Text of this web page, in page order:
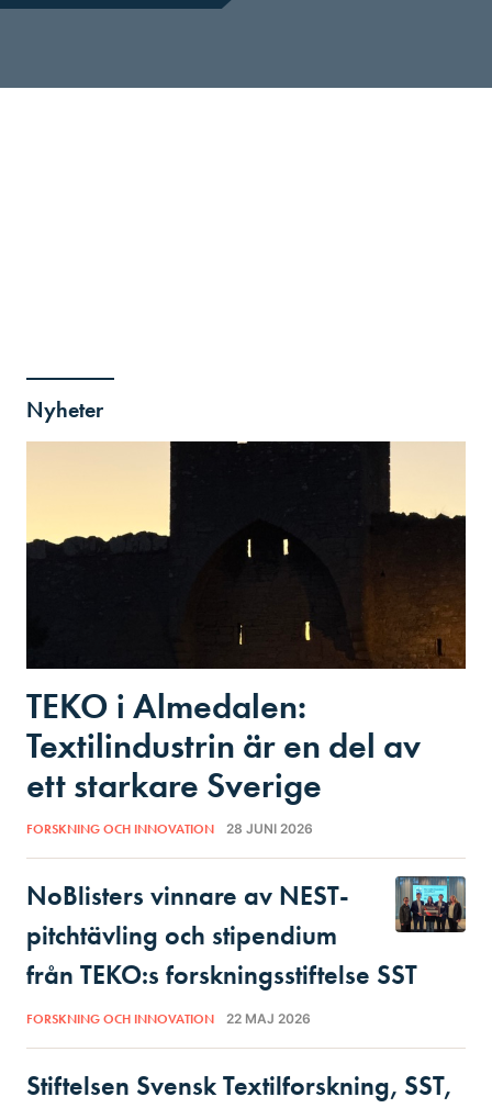
Nyheter
TEKO i Almedalen:
Textilindustrin är en del av
ett starkare Sverige
FORSKNING OCH INNOVATION 28 JUNI 2026
NoBlisters vinnare av NEST-
pitchtävling och stipendium
från TEKO:s forskningsstiftelse SST
FORSKNING OCH INNOVATION 22 MAJ 2026
Stiftelsen Svensk Textilforskning, SST,